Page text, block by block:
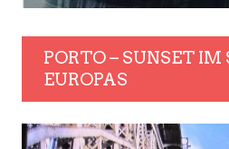
PORTO – SUNSET IM
EUROPAS